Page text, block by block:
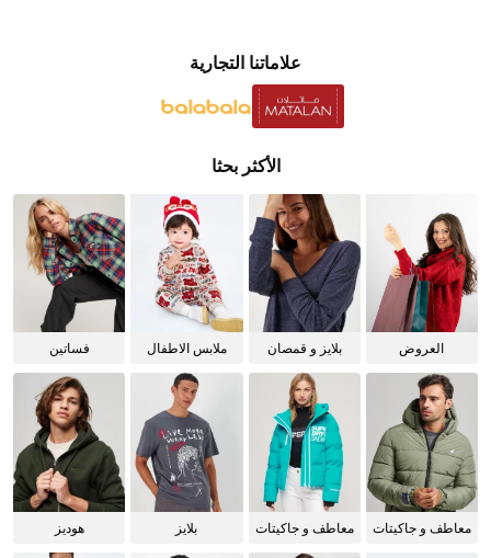
علاماتنا التجارية
الأكثر بحثا
العروض
بلايز و قمصان
ملابس الاطفال فساتين
معاطف و جاكيتات
معاطف و جاكيتات
بلايز هوديز